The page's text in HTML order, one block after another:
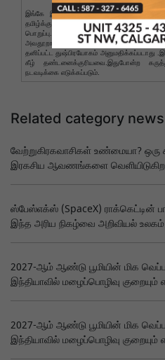
இங்கே இடுகையிடப்பட்ட கருத்துகள்
தமிழ்க்கு அதில் எந்தப் பங்கும் இல்லை.
பொறுப்பு.செய்திகளுக்கு
அவதூறான அல்லது ஆத்திரமூட்டும்
தனிப்பட்ட துஷ்பிரயோகம்
கீழ் தண்டனைக்குரியவை.இதுபோன்ற
நடவடிக்கை எடுக்கப்படும்.
Related category news
வேற்றுகிரகவாசிகள் உண்மையா?
இரகசிய ஆவணங்களை
ஸ்பேஸ்எக்ஸ் (SpaceX) ராக்கெட்டின்
இந்த அரிய நிகழ்வை அறிவியல் உலகம்
2027-ஆம் ஆண்டு பூமியின் மிக
இந்தியாவில் மழைப்பொழிவு குறையும்
2027-ஆம் ஆண்டு பூமியின் மிக
இந்தியாவில் மழைப்பொழிவு குறையும்